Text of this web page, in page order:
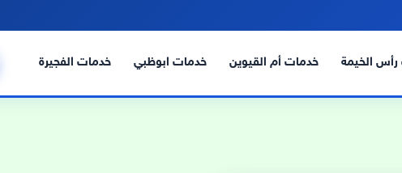
الخيمة خدمات أم القيوين خدمات ابوظبي خدمات الفجيرة